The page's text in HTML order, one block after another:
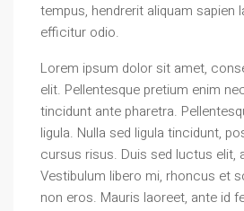
tempus, hendrerit aliquam sapien
efficitur odio.
Lorem ipsum dolor sit amet,
elit. Pellentesque pretium enim
tincidunt ante pharetra.
ligula. Nulla sed ligula tincidunt,
cursus risus. Duis sed luctus elit,
Vestibulum libero mi, rhoncus et
non eros. Mauris laoreet, ante id